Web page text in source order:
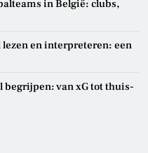
in België: clubs,
en interpreteren: een
begrijpen: van xG tot thuis-